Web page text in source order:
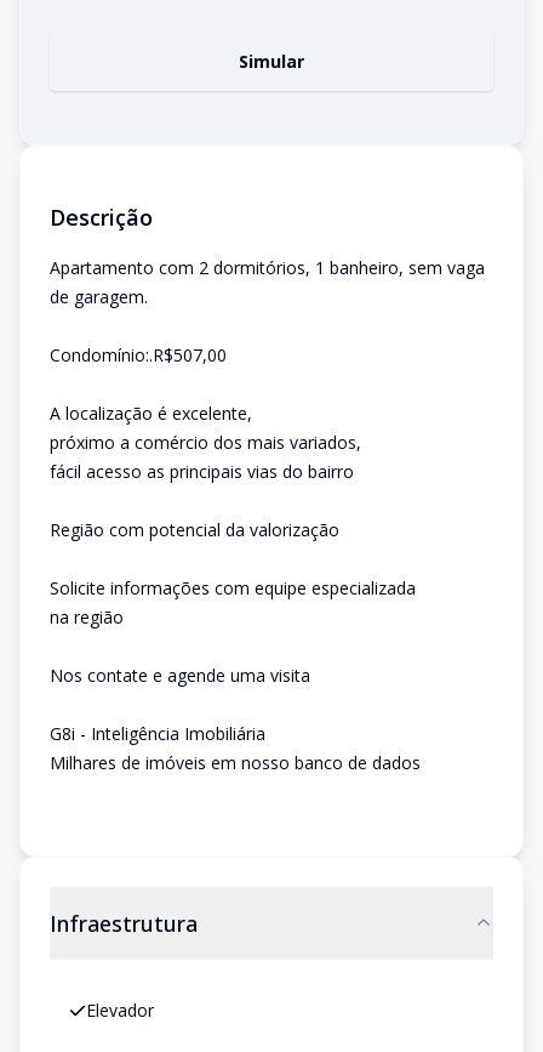
Simular
Descrição
Apartamento com 2 dormitórios, 1 banheiro, sem vaga
de garagem.
Condomínio:.R$507,00
A localização é excelente,
próximo a comércio dos mais variados,
fácil acesso as principais vias do bairro
Região com potencial da valorização
Solicite informações com equipe especializada
na região
Nos contate e agende uma visita
G8i - Inteligência Imobiliária
Milhares de imóveis em nosso banco de dados
Infraestrutura
Elevador